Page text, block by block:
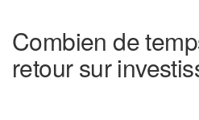
Combien de
retour sur